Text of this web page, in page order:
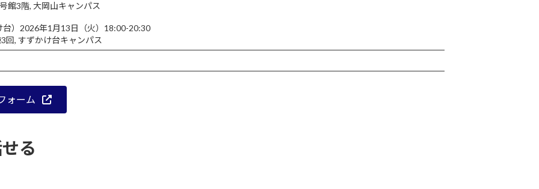
館3階, 大岡山キャンパス
台）2026年1月13日（火）18:00-20:30
回, すずかけ台キャンパス
ォーム
る